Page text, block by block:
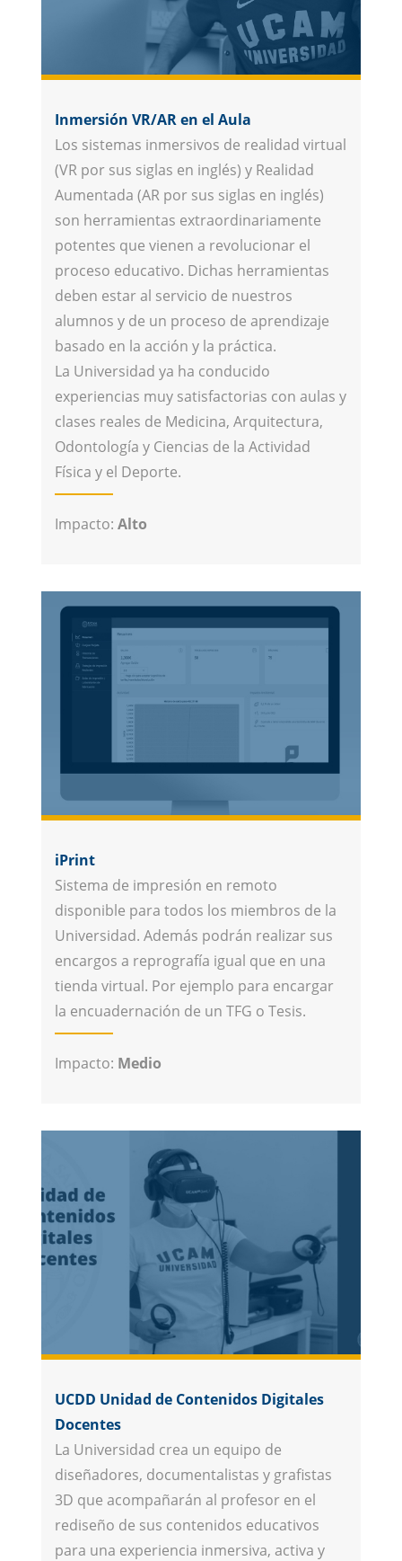
Inmersión VR/AR en el Aula
Los sistemas inmersivos de realidad virtual
(VR por sus siglas en inglés) y Realidad
Aumentada (AR por sus siglas en inglés)
son herramientas extraordinariamente
potentes que vienen a revolucionar el
proceso educativo. Dichas herramientas
deben estar al servicio de nuestros
alumnos y de un proceso de aprendizaje
basado en la acción y la práctica.
La Universidad ya ha conducido
experiencias muy satisfactorias con aulas y
clases reales de Medicina, Arquitectura,
Odontología y Ciencias de la Actividad
Física y el Deporte.
Impacto: Alto
iPrint
Sistema de impresión en remoto
disponible para todos los miembros de la
Universidad. Además podrán realizar sus
encargos a reprografía igual que en una
tienda virtual. Por ejemplo para encargar
la encuadernación de un TFG o Tesis.
Impacto: Medio
UCDD Unidad de Contenidos Digitales
Docentes
La Universidad crea un equipo de
diseñadores, documentalistas y grafistas
3D que acompañarán al profesor en el
rediseño de sus contenidos educativos
para una experiencia inmersiva, activa y